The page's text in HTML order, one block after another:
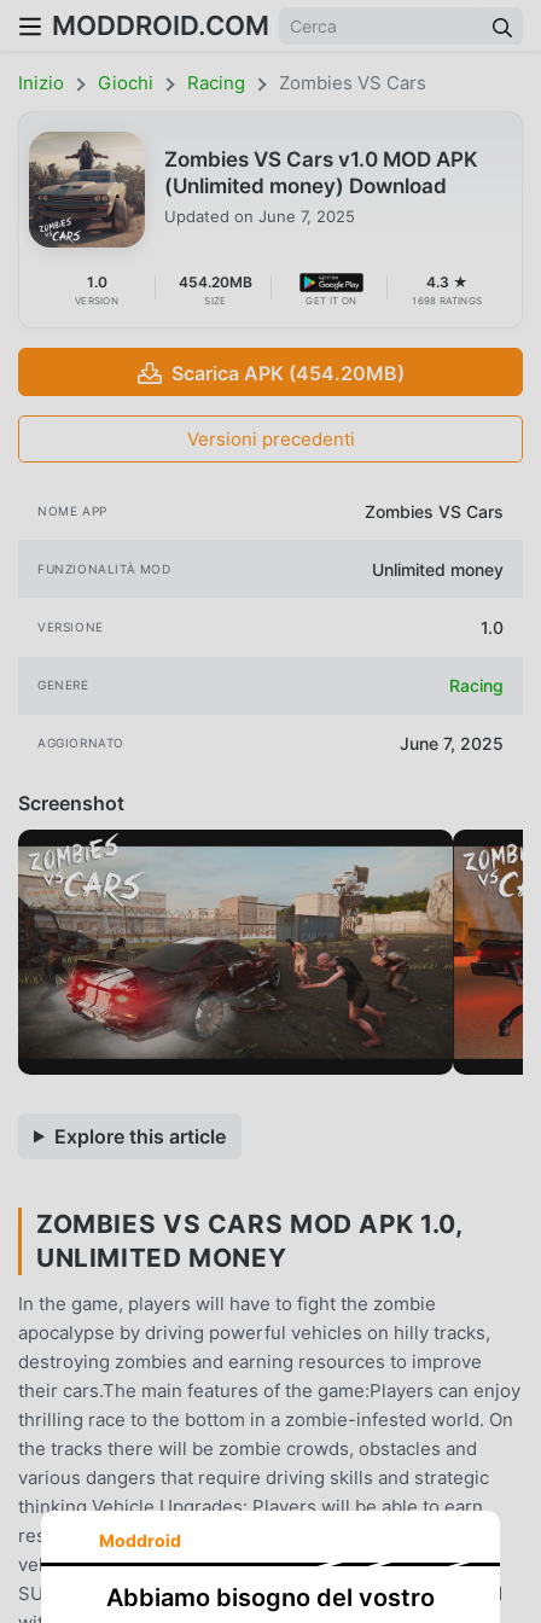
MODDROID.COM
Inizio Giochi Racing Zombies VS Cars
Zombies VS Cars v1.0 MOD APK
(Unlimited money) Download
Updated on June 7, 2025
1.0
VERSION
454.20MB
SIZE GET IT ON
4.3 ★
1698 RATINGS
Scarica APK (454.20MB)
Versioni precedenti
NOME APP Zombies VS Cars
FUNZIONALITÀ MOD Unlimited money
VERSIONE 1.0
GENERE Racing
AGGIORNATO June 7, 2025
Screenshot
Explore this article
ZOMBIES VS CARS MOD APK 1.0,
UNLIMITED MONEY
In the game, players will have to fight the zombie
apocalypse by driving powerful vehicles on hilly tracks,
destroying zombies and earning resources to improve
their cars.The main features of the game:Players can enjoy
thrilling race to the bottom in a zombie-infested world. On
the tracks there will be zombie crowds, obstacles and
various dangers that require driving skills and strategic
thinking.Vehicle Upgrades: Players will be able to earn
resources while racing and use them to upgrade their
vehicles. The game features various vehicles such as
SUVs, trucks, and even helicopters that can be upgraded
Moddroid
Abbiamo bisogno del vostro